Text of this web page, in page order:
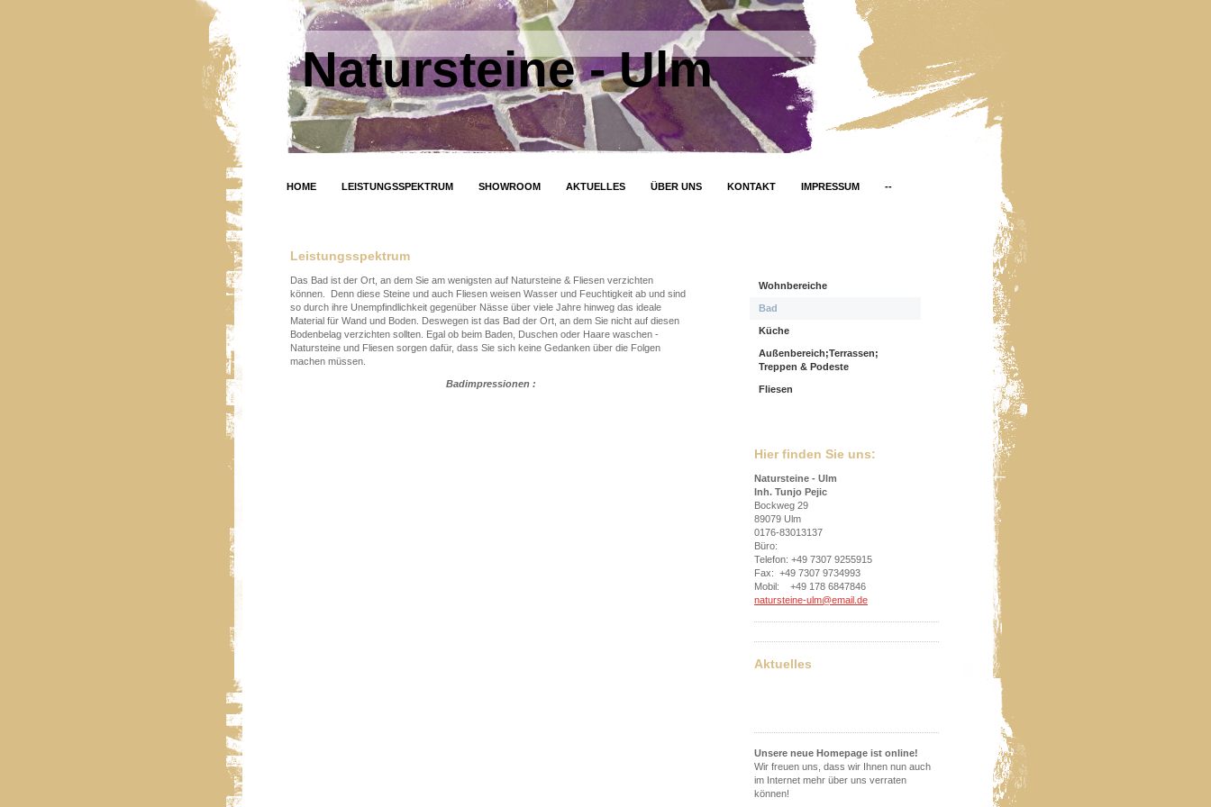
Natursteine - Ulm
HOME LEISTUNGSSPEKTRUM SHOWROOM AKTUELLES ÜBER UNS KONTAKT IMPRESSUM --
Leistungsspektrum
Das Bad ist der Ort, an dem Sie am wenigsten auf Natursteine & Fliesen verzichten
können. Denn diese Steine und auch Fliesen weisen Wasser und Feuchtigkeit ab und sind
so durch ihre Unempfindlichkeit gegenüber Nässe über viele Jahre hinweg das ideale
Material für Wand und Boden. Deswegen ist das Bad der Ort, an dem Sie nicht auf diesen
Bodenbelag verzichten sollten. Egal ob beim Baden, Duschen oder Haare waschen -
Natursteine und Fliesen sorgen dafür, dass Sie sich keine Gedanken über die Folgen
machen müssen.
Badimpressionen :
Wohnbereiche
Bad
Küche
Außenbereich;Terrassen;
Treppen & Podeste
Fliesen
Hier finden Sie uns:
Natursteine - Ulm
Inh. Tunjo Pejic
Bockweg 29
89079 Ulm
0176-83013137
Büro:
Telefon: +49 7307 9255915
Fax: +49 7307 9734993
Mobil: +49 178 6847846
natursteine-ulm@email.de
Aktuelles
Unsere neue Homepage ist online!
Wir freuen uns, dass wir Ihnen nun auch
im Internet mehr über uns verraten
können!